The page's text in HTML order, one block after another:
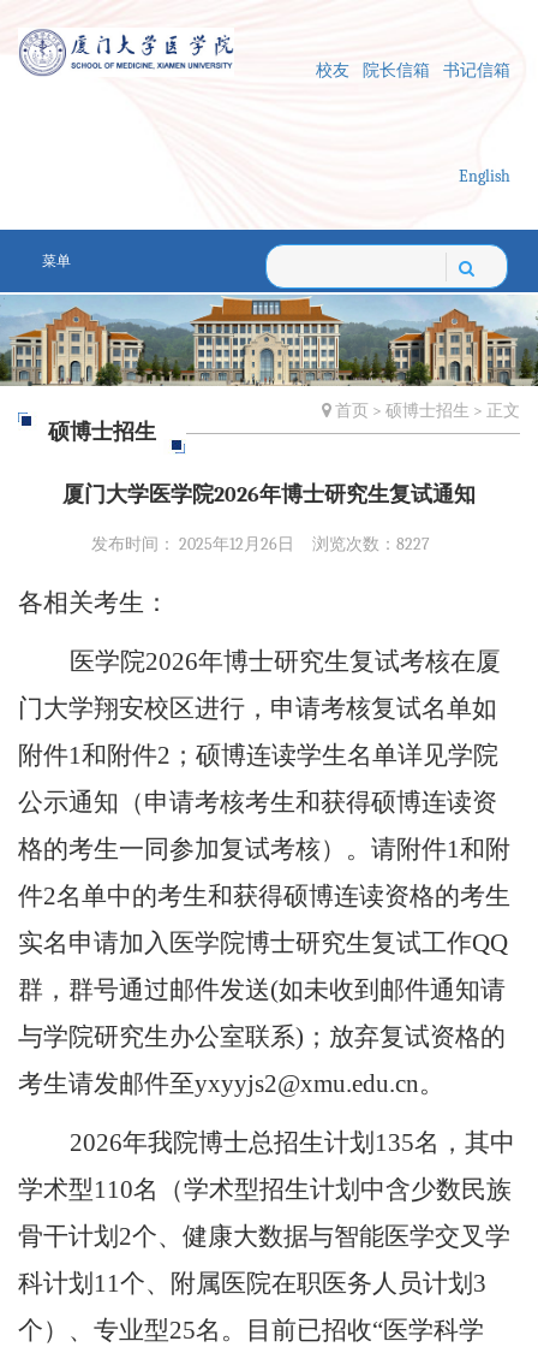
校友 院长信箱 书记信箱
English
菜单
硕博士招生
首页 > 硕博士招生 > 正文
厦门大学医学院2026年博士研究生复试通知
发布时间： 2025年12月26日 浏览次数： 8227
各相关考生：
医学院2026年博士研究生复试考核在厦
门大学翔安校区进行，申请考核复试名单如
附件1和附件2 ；硕博连读学生名单详见学院
公示通知（申请考核考生和获得硕博连读资
格的考生一同参加复试考核）。请附件1和附
件2名单中的考生和获得硕博连读资格的考生
实名申请加入医学院博士研究生复试工作QQ
群，群号通过邮件发送(如未收到邮件通知请
与学院研究生办公室联系)；放弃复试资格的
考生请发邮件至yxyyjs2@xmu.edu.cn。
2026年我院博士总招生计划 135名，其中
学术型110名（学术型招生计划中含少数民族
骨干计划 2个、健康大数据与智能医学交叉学
科计划 11个、附属医院在职医务人员计划 3
个）、专业型25名。目前已招收“医学科学